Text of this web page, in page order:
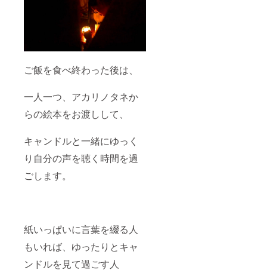
ご飯を食べ終わった後は、
一人一つ、アカリノタネか
らの絵本をお渡しして、
キャンドルと一緒にゆっく
り自分の声を聴く時間を過
ごします。
紙いっぱいに言葉を綴る人
もいれば、ゆったりとキャ
ンドルを見て過ごす人